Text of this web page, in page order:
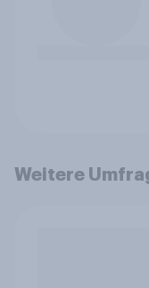
Weitere